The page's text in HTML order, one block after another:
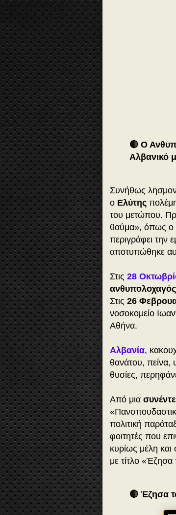
🔴 Ο
Αλβανικό
Συνήθως
ο Ελύτης
του μετώπου.
θαύμα», όπως ο
περιγράφει την
αποτυπώθηκε
Στις 28
ανθυπολοχαγός
Στις 26
νοσοκομείο
Αθήνα.
Αλβανία,
θανάτου, πείνα,
θυσίες,
Από μια
πολιτική
φοιτητές που
κυρίως μέλη και
με τίτλο
🔴 Έζησα